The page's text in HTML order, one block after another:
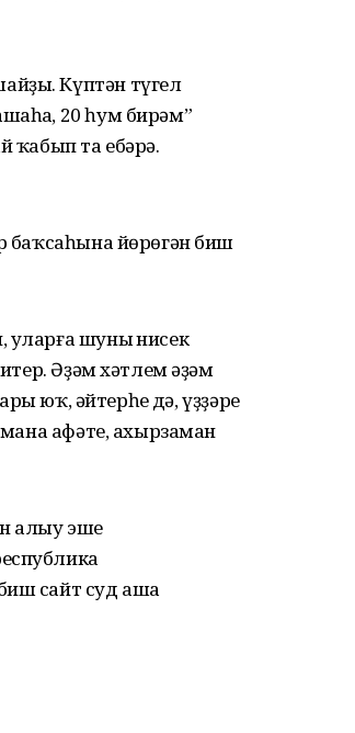
Күптән түгел
20 һум бирәм”
ҡабып та ебәрә.
баҡсаһына йөрөгән биш
шуның нисек
Әҙәм хәтлем әҙәм
юҡ, әйтерһең дә, үҙҙәре
афәте, ахырзаман
алыу эше
сайт суд аша